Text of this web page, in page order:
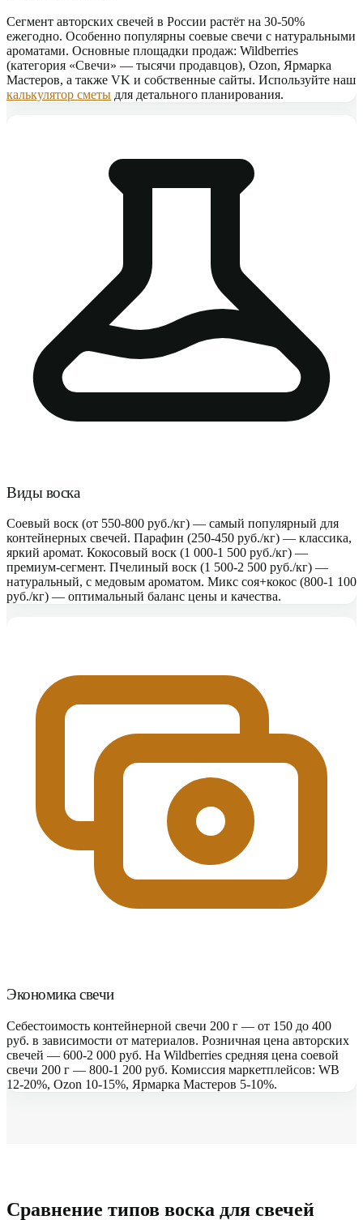
Сегмент авторских свечей в России растёт на 30-50%
ежегодно. Особенно популярны соевые свечи с натуральными
ароматами. Основные площадки продаж: Wildberries
(категория «Свечи» — тысячи продавцов), Ozon, Ярмарка
Мастеров, а также VK и собственные сайты. Используйте наш
калькулятор сметы для детального планирования.
Виды воска
Соевый воск (от 550-800 руб./кг) — самый популярный для
контейнерных свечей. Парафин (250-450 руб./кг) — классика,
яркий аромат. Кокосовый воск (1 000-1 500 руб./кг) —
премиум-сегмент. Пчелиный воск (1 500-2 500 руб./кг) —
натуральный, с медовым ароматом. Микс соя+кокос (800-1 100
руб./кг) — оптимальный баланс цены и качества.
Экономика свечи
Себестоимость контейнерной свечи 200 г — от 150 до 400
руб. в зависимости от материалов. Розничная цена авторских
свечей — 600-2 000 руб. На Wildberries средняя цена соевой
свечи 200 г — 800-1 200 руб. Комиссия маркетплейсов: WB
12-20%, Ozon 10-15%, Ярмарка Мастеров 5-10%.
Сравнение типов воска для свечей